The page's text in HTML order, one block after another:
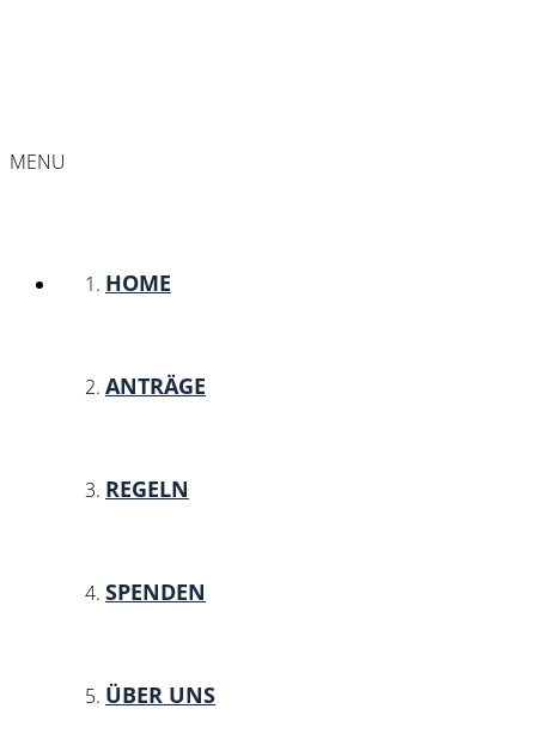
MENU
HOME
ANTRÄGE
REGELN
SPENDEN
ÜBER UNS